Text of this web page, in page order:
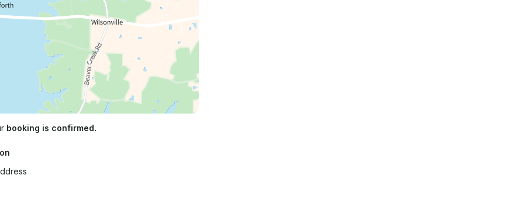
booking is confirmed.